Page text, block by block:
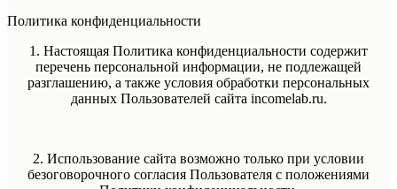
Политика конфиденциальности
1. Настоящая Политика конфиденциальности содержит
перечень персональной информации, не подлежащей
разглашению, а также условия обработки персональных
данных Пользователей сайта incomelab.ru.
2. Использование сайта возможно только при условии
безоговорочного согласия Пользователя с положениями